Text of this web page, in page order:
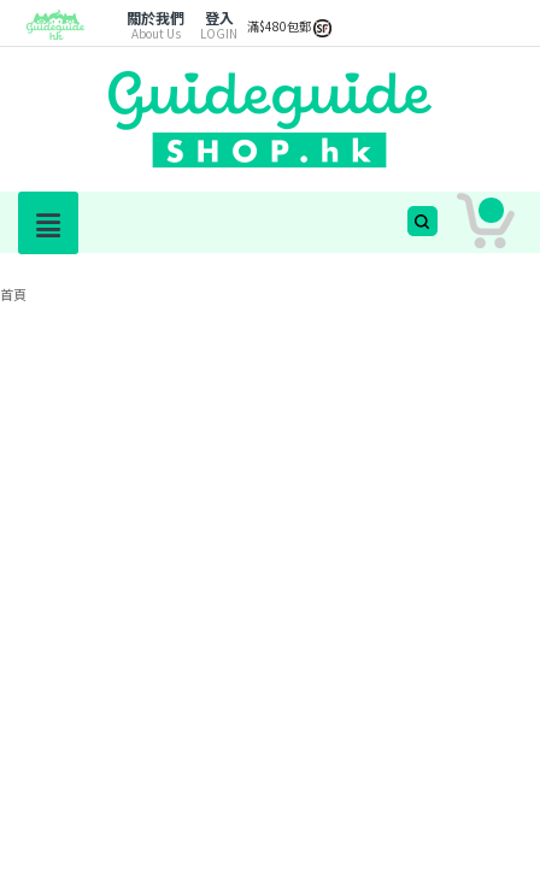
關於我們
About Us
登入
LOGIN 滿$480包郵
首頁